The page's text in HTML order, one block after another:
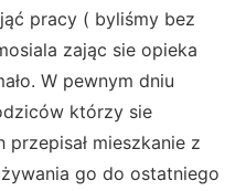
pracy ( byliśmy bez
zając sie opieka
W pewnym dniu
którzy sie
mieszkanie z
go do ostatniego